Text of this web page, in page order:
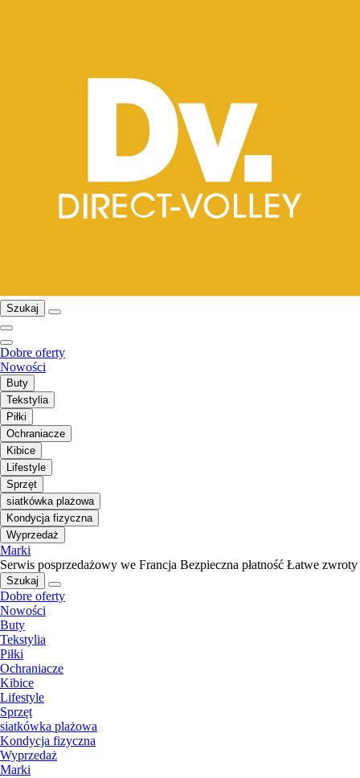
Szukaj
Dobre oferty
Nowości
Buty
Tekstylia
Piłki
Ochraniacze
Kibice
Lifestyle
Sprzęt
siatkówka plażowa
Kondycja fizyczna
Wyprzedaż
Marki
Serwis posprzedażowy we Francja Bezpieczna płatność Łatwe zwroty
Szukaj
Dobre oferty
Nowości
Buty
Tekstylia
Piłki
Ochraniacze
Kibice
Lifestyle
Sprzęt
siatkówka plażowa
Kondycja fizyczna
Wyprzedaż
Marki